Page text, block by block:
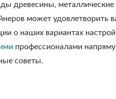
древесины, металлические
может удовлетворить
о наших вариантах
профессионалами
советы.